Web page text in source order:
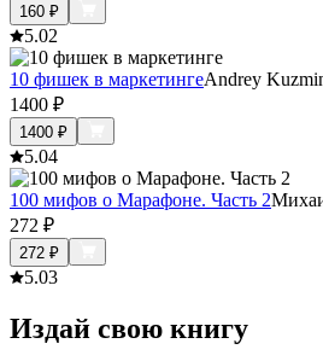
160 ₽
5.02
10 фишек в маркетингеAndrey
1400 ₽
1400 ₽
5.04
100 мифов о Марафоне. Часть 2
272 ₽
272 ₽
5.03
Издай свою книгу